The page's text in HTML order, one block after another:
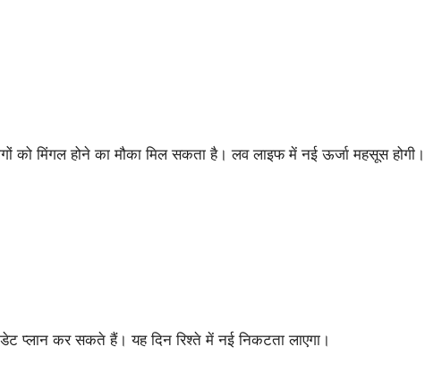
को मिंगल होने का मौका मिल सकता है। लव लाइफ में नई ऊर्जा महसूस होगी।
डेट प्लान कर सकते हैं। यह दिन रिश्ते में नई निकटता लाएगा।